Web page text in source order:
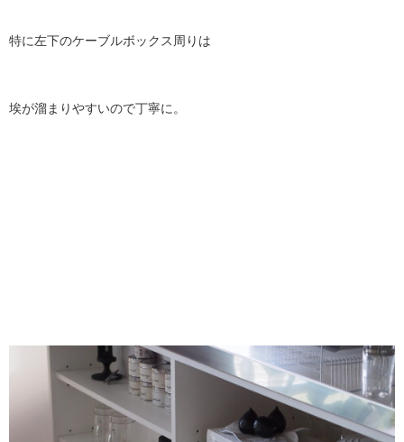
特に左下のケーブルボックス周りは
埃が溜まりやすいので丁寧に。